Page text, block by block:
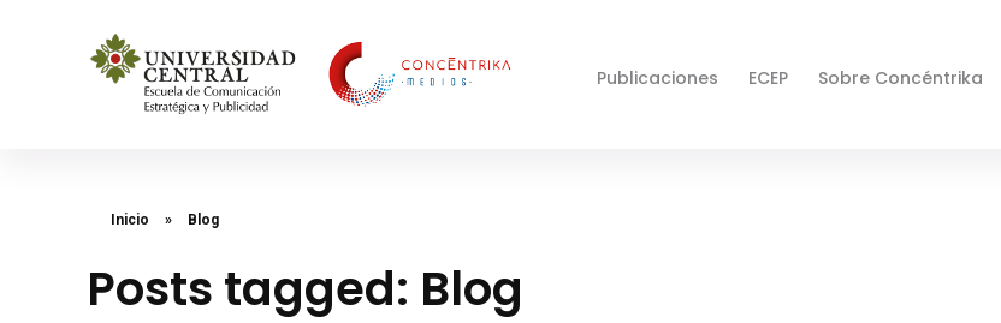
Publicaciones ECEP Sobre Concéntrika
Inicio » Blog
Posts tagged: Blog